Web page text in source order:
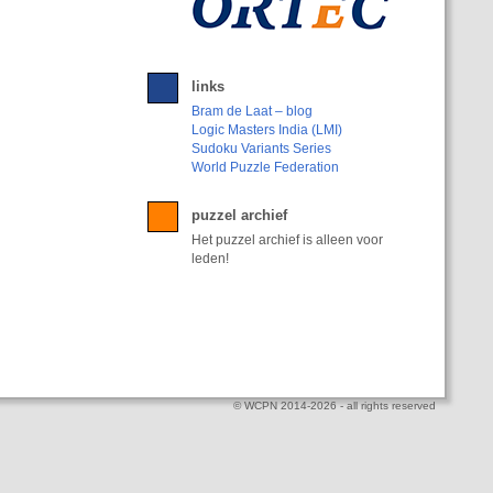
links
Bram de Laat – blog
Logic Masters India (LMI)
Sudoku Variants Series
World Puzzle Federation
puzzel archief
Het puzzel archief is alleen voor
leden!
© WCPN 2014-2026 - all rights reserved